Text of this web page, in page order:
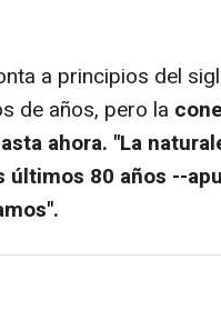
a principios del
de años, pero la
ahora. "La
80 años --